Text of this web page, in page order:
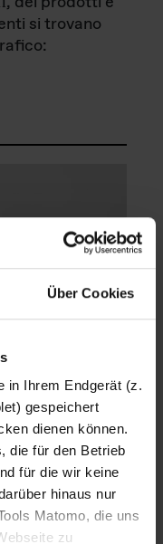
Über Cookies
in Ihrem Endgerät (z.
gespeichert
dienen können.
die für den Betrieb
für die wir keine
hinaus nur
Matomo, die uns
zu
si trovano
Lorenz